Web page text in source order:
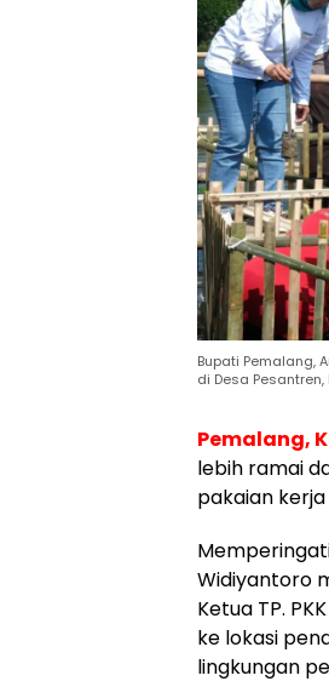
Bupati Pemalang,
di Desa
Pemalang,
lebih ramai
pakaian
Widiyantoro
Ketua TP.
ke lokasi
lingkungan